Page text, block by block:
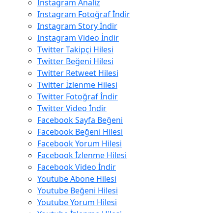
Instagram Analiz
Instagram Fotoğraf İndir
Instagram Story İndir
Instagram Video İndir
Twitter Takipçi Hilesi
Twitter Beğeni Hilesi
Twitter Retweet Hilesi
Twitter İzlenme Hilesi
Twitter Fotoğraf İndir
Twitter Video İndir
Facebook Sayfa Beğeni
Facebook Beğeni Hilesi
Facebook Yorum Hilesi
Facebook İzlenme Hilesi
Facebook Video İndir
Youtube Abone Hilesi
Youtube Beğeni Hilesi
Youtube Yorum Hilesi